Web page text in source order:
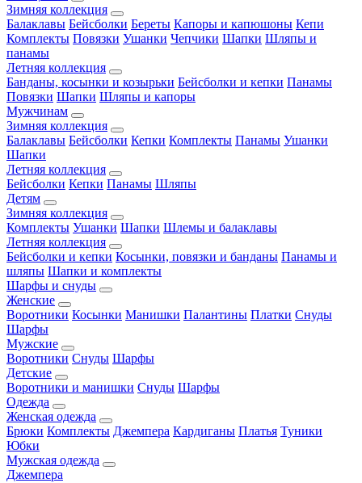
Зимняя коллекция
Балаклавы Бейсболки Береты Капоры и капюшоны Кепи
Комплекты Повязки Ушанки Чепчики Шапки Шляпы и
панамы
Летняя коллекция
Банданы, косынки и козырьки Бейсболки и кепки Панамы
Повязки Шапки Шляпы и капоры
Мужчинам
Зимняя коллекция
Балаклавы Бейсболки Кепки Комплекты Панамы Ушанки
Шапки
Летняя коллекция
Бейсболки Кепки Панамы Шляпы
Детям
Зимняя коллекция
Комплекты Ушанки Шапки Шлемы и балаклавы
Летняя коллекция
Бейсболки и кепки Косынки, повязки и банданы Панамы и
шляпы Шапки и комплекты
Шарфы и снуды
Женские
Воротники Косынки Манишки Палантины Платки Снуды
Шарфы
Мужские
Воротники Снуды Шарфы
Детские
Воротники и манишки Снуды Шарфы
Одежда
Женская одежда
Брюки Комплекты Джемпера Кардиганы Платья Туники
Юбки
Мужская одежда
Джемпера